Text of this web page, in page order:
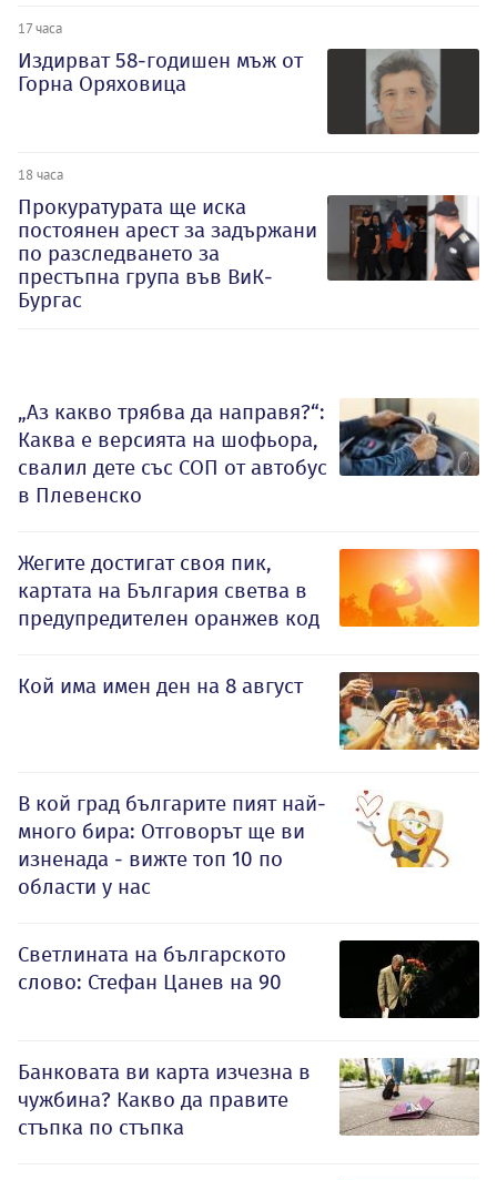
17 часа
Издирват 58-годишен мъж от
Горна Оряховица
18 часа
Прокуратурата ще иска
постоянен арест за задържани
по разследването за
престъпна група във ВиК-
Бургас
„Аз какво трябва да направя?“:
Каква е версията на шофьора,
свалил дете със СОП от автобус
в Плевенско
Жегите достигат своя пик,
картата на България светва в
предупредителен оранжев код
Кой има имен ден на 8 август
В кой град българите пият най-
много бира: Отговорът ще ви
изненада - вижте топ 10 по
области у нас
Светлината на българското
слово: Стефан Цанев на 90
Банковата ви карта изчезна в
чужбина? Какво да правите
стъпка по стъпка